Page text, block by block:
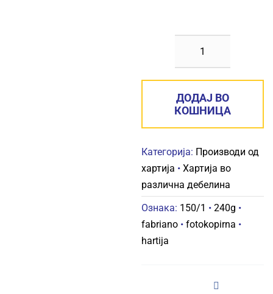
FABRIANO
150/1
240g
ДОДАЈ ВО
КОШНИЦА
Категорија: Производи од
хартија •Хартија во
различна дебелина
Ознака: 150/1 •240g •
fabriano •fotokopirna •
hartija